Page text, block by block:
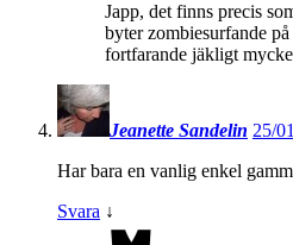
Japp, det finns precis
byter zombiesurfande
fortfarande jäkligt
Jeanette Sandelin 25/
Har bara en vanlig enkel
Svara ↓